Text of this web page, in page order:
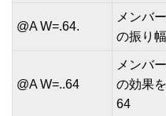
@A W=.64.
メンバ
の振り
@A W=..64
メンバ
の効果
64